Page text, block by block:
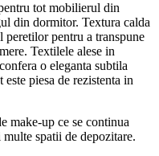
tot mobilierul din
din dormitor. Textura calda
pentru a transpune
Textilele alese in
o eleganta subtila
piesa de rezistenta in
make-up ce se continua
spatii de depozitare.